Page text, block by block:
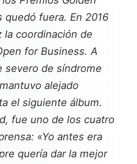
fuera. En 2016
la coordinación de
for Business. A
severo de síndrome
alejado
el siguiente álbum.
, fue uno de los cuatro
«Yo antes era
quería dar la mejor